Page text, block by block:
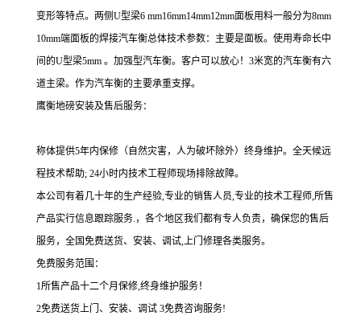
变形等特点。两侧U型梁6 mm16mm14mm12mm面板用料一般分为8mm
10mm端面板的焊接汽车衡总体技术参数：主要是面板。使用寿命长中
间的U型梁5mm 。加强型汽车衡。客户可以放心！3米宽的汽车衡有六
道主梁。作为汽车衡的主要承重支撑。
鹰衡地磅安装及售后服务：
称体提供5年内保修（自然灾害，人为破坏除外）终身维护。全天候远
程技术帮助; 24小时内技术工程师现场排除故障。
本公司有着几十年的生产经验,专业的销售人员,专业的技术工程师,所售
产品实行信息跟踪服务.，各个地区我们都有专人负责，确保您的售后
服务，全国免费送货、安装、调试,上门修理各类服务。
免费服务范围：
1所售产品十二个月保修,终身维护服务！
2免费送货上门、安装、调试 3免费咨询服务!